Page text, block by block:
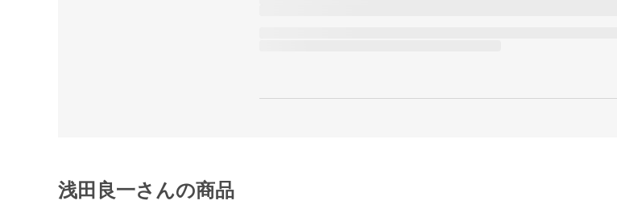
浅田良一さんの商品